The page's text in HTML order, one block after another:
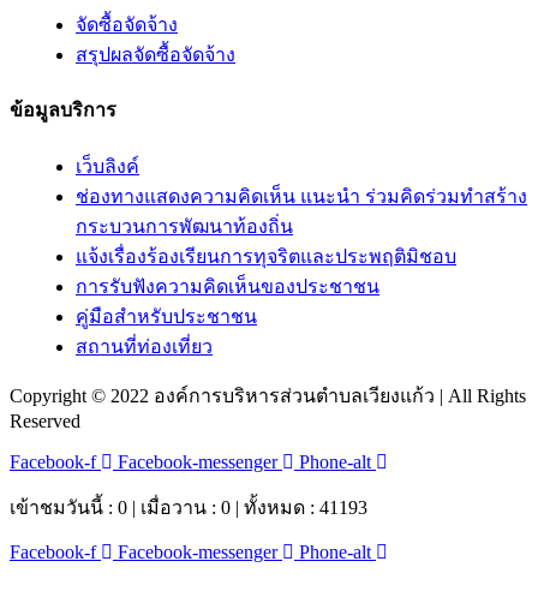
จัดซื้อจัดจ้าง
สรุปผลจัดซื้อจัดจ้าง
ข้อมูลบริการ
เว็บลิงค์
ช่องทางแสดงความคิดเห็น แนะนำ ร่วมคิดร่วมทำสร้าง
กระบวนการพัฒนาท้องถิ่น
แจ้งเรื่องร้องเรียนการทุจริตและประพฤติมิชอบ
การรับฟังความคิดเห็นของประชาชน
คู่มือสำหรับประชาชน
สถานที่ท่องเที่ยว
Copyright © 2022 องค์การบริหารส่วนตำบลเวียงแก้ว | All Rights
Reserved
Facebook-f
Facebook-messenger Phone-alt
เข้าชมวันนี้ : 0 | เมื่อวาน : 0 | ทั้งหมด : 41193
Facebook-f Facebook-messenger Phone-alt